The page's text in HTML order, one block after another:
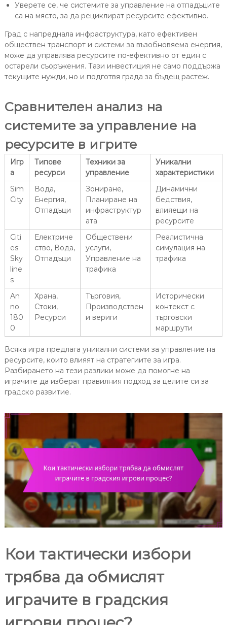
Уверете се, че системите за управление на отпадъците
са на място, за да рециклират ресурсите ефективно.
Град с напреднала инфраструктура, като ефективен
обществен транспорт и системи за възобновяема енергия,
може да управлява ресурсите по-ефективно от един с
остарели съоръжения. Тази инвестиция не само поддържа
текущите нужди, но и подготвя града за бъдещ растеж.
Сравнителен анализ на
системите за управление на
ресурсите в игрите
Игр
а
Типове
ресурси
Техники за
управление
Уникални
характеристики
Sim
City
Вода,
Енергия,
Отпадъци
Зониране,
Планиране на
инфраструктур
ата
Динамични
бедствия,
влияещи на
ресурсите
Citi
es:
Sky
line
s
Електриче
ство, Вода,
Отпадъци
Обществени
услуги,
Управление на
трафика
Реалистична
симулация на
трафика
An
no
180
0
Храна,
Стоки,
Ресурси
Търговия,
Производствен
и вериги
Исторически
контекст с
търговски
маршрути
Всяка игра предлага уникални системи за управление на
ресурсите, които влияят на стратегиите за игра.
Разбирането на тези разлики може да помогне на
играчите да изберат правилния подход за целите си за
градско развитие.
Кои тактически избори
трябва да обмислят
играчите в градския